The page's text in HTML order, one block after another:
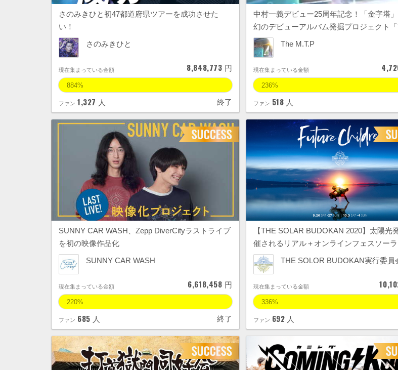
さのみきひと初47都道府県ツアーを成功させた
い！
さのみきひと
現在集まっている金額 8,848,773 円
884%
ファン 1,327 人 終了
中村一義デビュー25周年記念！「金字塔」
幻のデビューアルバム発掘プロジェクト
The M.T.P
現在集まっている金額
236%
ファン 518 人
SUNNY CAR WASH、Zepp DiverCityラストライブ
を初の映像作品化
SUNNY CAR WASH
現在集まっている金額 6,618,458 円
220%
ファン 685 人 終了
【THE SOLAR BUDOKAN 2020】太陽光
催されるリアル＋オンラインフェスソー
THE SOLOR BUDOKAN実行委員
現在集まっている金額
336%
ファン 692 人